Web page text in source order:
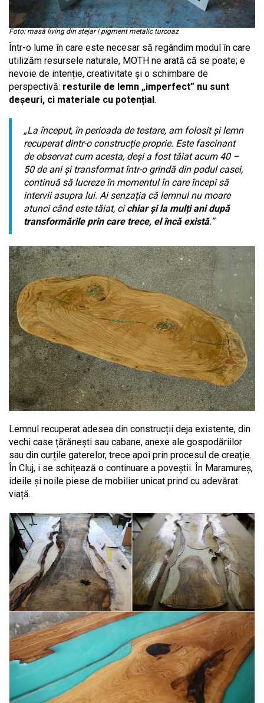
Foto: masă living din stejar | pigment metalic turcoaz
Într-o lume în care este necesar să regândim modul în care
utilizăm resursele naturale, MOTH ne arată că se poate; e
nevoie de intenție, creativitate și o schimbare de
perspectivă: resturile de lemn „imperfect” nu sunt
deșeuri, ci materiale cu potențial.
„La început, în perioada de testare, am folosit și lemn
recuperat dintr-o construcție proprie. Este fascinant
de observat cum acesta, deși a fost tăiat acum 40 –
50 de ani și transformat într-o grindă din podul casei,
continuă să lucreze în momentul în care începi să
intervii asupra lui. Ai senzația că lemnul nu moare
atunci când este tăiat, cichiar și la mulți ani după
transformările prin care trece, el încă există.”
Lemnul recuperat adesea din construcții deja existente, din
vechi case țărănești sau cabane, anexe ale gospodăriilor
sau din curțile gaterelor, trece apoi prin procesul de creație.
În Cluj, i se schițează o continuare a poveștii. În Maramureș,
ideile și noile piese de mobilier unicat prind cu adevărat
viață.